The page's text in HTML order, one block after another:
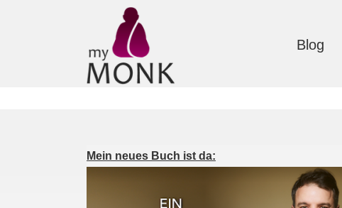
Blog
Mein neues Buch ist da: